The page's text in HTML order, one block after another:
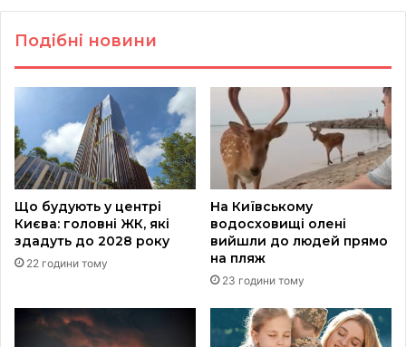
Подібні новини
Що будують у центрі
Києва: головні ЖК, які
здадуть до 2028 року
22 години тому
На Київському
водосховищі олені
вийшли до людей прямо
на пляж
23 години тому